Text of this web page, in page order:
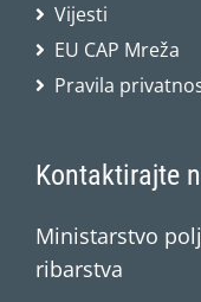
Vijesti
EU CAP Mreža
Pravila
Kontaktirajte
Ministarstvo
ribarstva